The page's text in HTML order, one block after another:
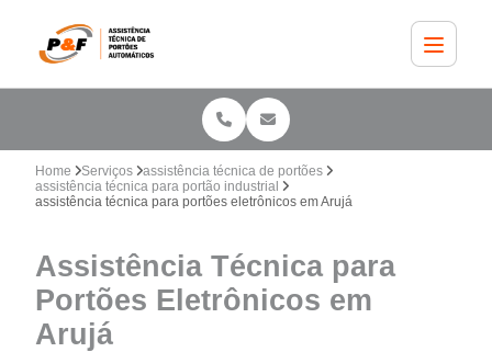
Home Serviços
assistência técnica de portões
assistência técnica para portão industrial
assistência técnica para portões eletrônicos em Arujá
Assistência Técnica para
Portões Eletrônicos em
Arujá